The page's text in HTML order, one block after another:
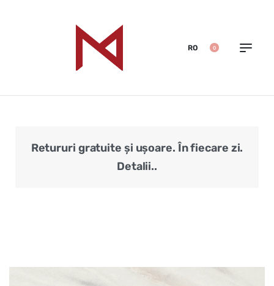
RO 0
Retururi gratuite și ușoare. În fiecare zi.
Detalii..